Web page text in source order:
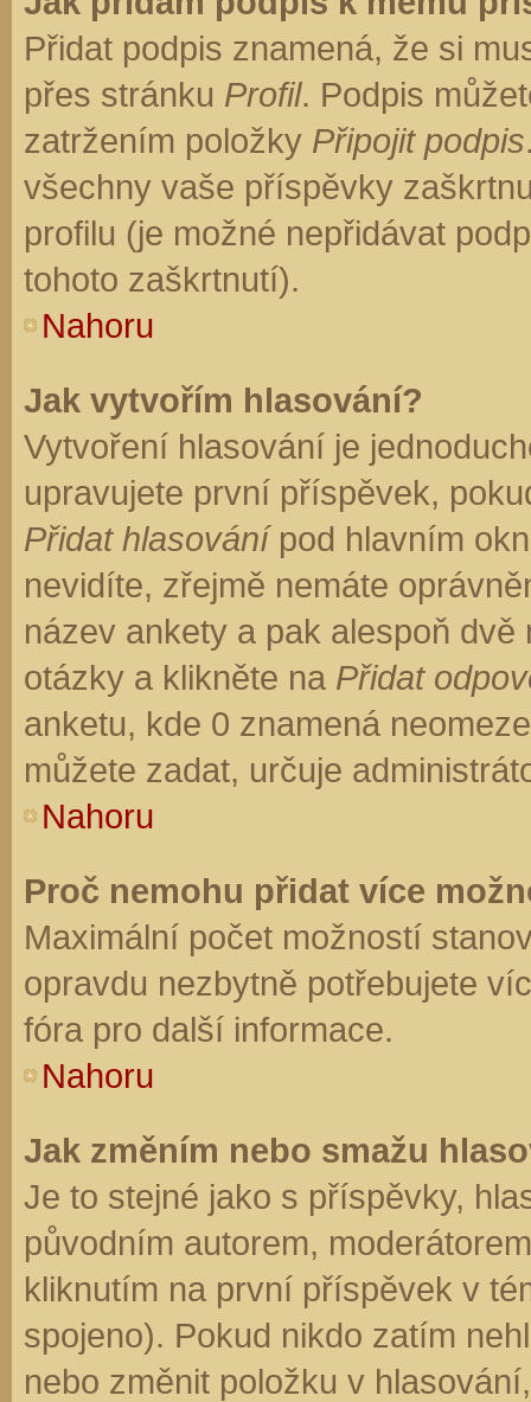
Přidat podpis znamená, že si
přes stránku Profil. Podpis
zatržením položky Připojit podpis
všechny vaše příspěvky
profilu (je možné nepřidávat
tohoto zaškrtnutí).
Nahoru
Jak vytvořím hlasování?
Vytvoření hlasování je
upravujete první příspěvek,
Přidat hlasovánípod hlavním
nevidíte, zřejmě nemáte
název ankety a pak alespoň
otázky a klikněte na Přidat
anketu, kde 0 znamená
můžete zadat, určuje
Nahoru
Proč nemohu přidat více
Maximální počet možností
opravdu nezbytně potřebujete
fóra pro další informace.
Nahoru
Jak změním nebo smažu
Je to stejné jako s příspěvky,
původním autorem,
kliknutím na první příspěvek v
spojeno). Pokud nikdo zatím
nebo změnit položku v